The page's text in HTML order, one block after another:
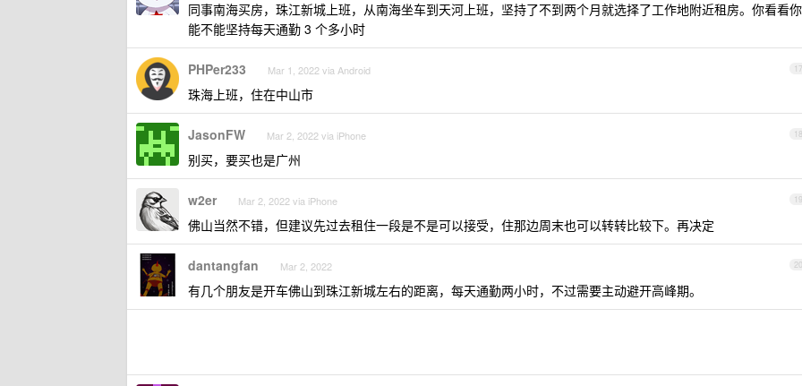
同事南海买房，珠江新城上班，从南海坐车到天河上班，坚持了不到两个月就选择了工作地附近租房。你看看你
能不能坚持每天通勤 3 个多小时
17
PHPer233 Mar 1, 2022 via Android
珠海上班，住在中山市
18
JasonFW Mar 2, 2022 via iPhone
别买，要买也是广州
19
w2er Mar 2, 2022 via iPhone
佛山当然不错，但建议先过去租住一段是不是可以接受，住那边周末也可以转转比较下。再决定
20
dantangfan Mar 2, 2022
有几个朋友是开车佛山到珠江新城左右的距离，每天通勤两小时，不过需要主动避开高峰期。